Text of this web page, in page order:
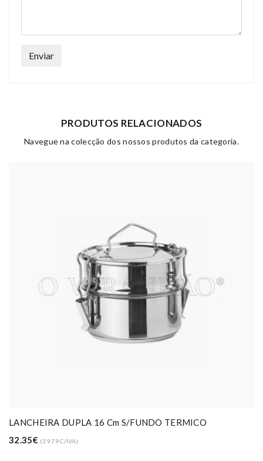
Enviar
PRODUTOS RELACIONADOS
Navegue na colecção dos nossos produtos da categoria.
LANCHEIRA DUPLA 16 Cm S/FUNDO TERMICO
32.35€ (39.79 C/IVA)